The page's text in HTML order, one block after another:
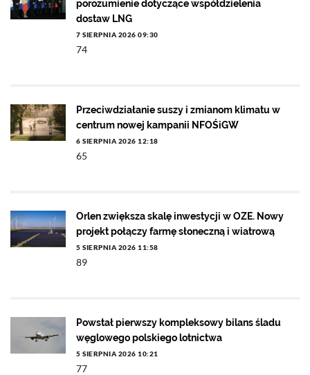
porozumienie dotyczące współdzielenia
dostaw LNG
7 SIERPNIA 2026 09:30
74
Przeciwdziałanie suszy i zmianom klimatu w
centrum nowej kampanii NFOŚiGW
6 SIERPNIA 2026 12:18
65
Orlen zwiększa skalę inwestycji w OZE. Nowy
projekt połączy farmę słoneczną i wiatrową
5 SIERPNIA 2026 11:58
89
Powstał pierwszy kompleksowy bilans śladu
węglowego polskiego lotnictwa
5 SIERPNIA 2026 10:21
77